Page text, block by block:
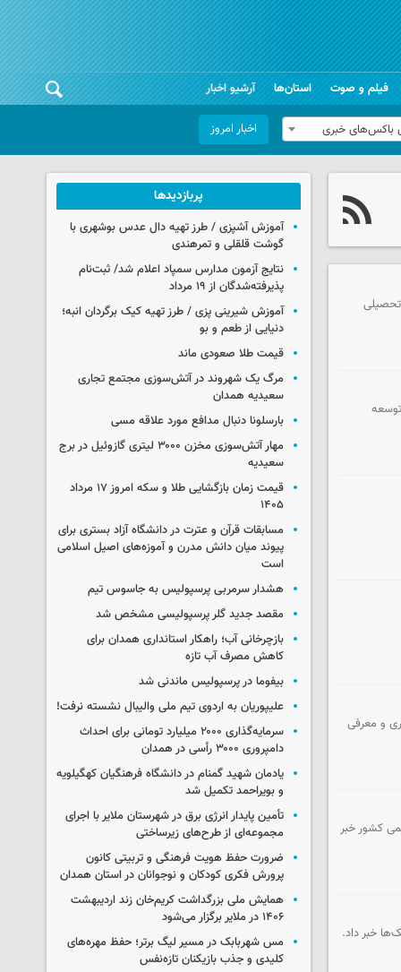
فیلم و صوت استان‌ها آرشیو اخبار
باکس‌های خبری اخبار امروز
تحصیلی
و معرفی
کشور خبر
خبر داد.
پربازدیدها
آموزش آشپزی / طرز تهیه دال عدس بوشهری با
گوشت قلقلی و تمرهندی
نتایج آزمون مدارس سمپاد اعلام شد/ ثبت‌نام
پذیرفته‌شدگان از ۱۹ مرداد
آموزش شیرینی پزی / طرز تهیه کیک برگردان انبه؛
دنیایی از طعم و بو
قیمت طلا صعودی ماند
مرگ یک شهروند در آتش‌سوزی مجتمع تجاری
سعیدیه همدان
بارسلونا دنبال مدافع مورد علاقه مسی
مهار آتش‌سوزی مخزن ۳۰۰۰ لیتری گازوئیل در برج
سعیدیه
قیمت زمان بازگشایی طلا و سکه امروز ۱۷ مرداد
۱۴۰۵
مسابقات قرآن و عترت در دانشگاه آزاد بستری برای
پیوند میان دانش مدرن و آموزه‌های اصیل اسلامی
است
هشدار سرمربی پرسپولیس به جاسوس تیم
مقصد جدید گلر پرسپولیسی مشخص شد
بازچرخانی آب؛ راهکار استانداری همدان برای
کاهش مصرف آب تازه
بیفوما در پرسپولیس ماندنی شد
علیپوریان به اردوی تیم ملی والیبال نشسته نرفت!
سرمایه‌گذاری ۲۰۰۰ میلیارد تومانی برای احداث
دامپروری ۳۰۰۰ رأسی در همدان
یادمان شهید گمنام در دانشگاه فرهنگیان کهگیلویه
و بویراحمد تکمیل شد
تأمین پایدار انرژی برق در شهرستان ملایر با اجرای
مجموعه‌ای از طرح‌های زیرساختی
ضرورت حفظ هویت فرهنگی و تربیتی کانون
پرورش فکری کودکان و نوجوانان در استان همدان
همایش ملی بزرگداشت کریم‌خان زند اردیبهشت
۱۴۰۶ در ملایر برگزار می‌شود
مس شهربابک در مسیر لیگ برتر؛ حفظ مهره‌های
کلیدی و جذب بازیکنان تازه‌نفس